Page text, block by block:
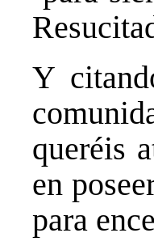
Y
queréis
en
para